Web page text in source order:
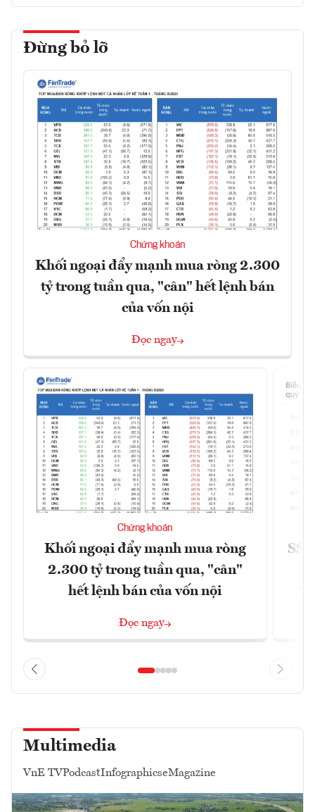
Đừng bỏ lỡ
Chứng khoán
Khối ngoại đẩy mạnh mua ròng 2.300
tỷ trong tuần qua, "cân" hết lệnh bán
của vốn nội
Đọc ngay
Chứng khoán
Khối ngoại đẩy mạnh mua ròng
2.300 tỷ trong tuần qua, "cân"
hết lệnh bán của vốn nội
Đọc ngay
SSI
Multimedia
VnE TVPodcastInfographicseMagazine